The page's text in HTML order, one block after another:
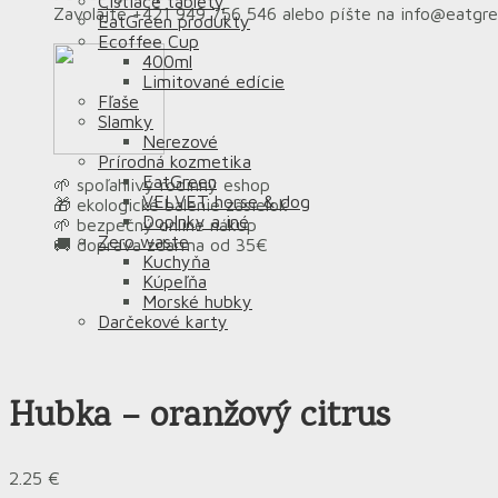
Zavolajte +421 949 756 546 alebo píšte na
🌱 spoľahlivý rodinný eshop
🎁 ekologické balenie zásielok
🌱 bezpečný online nákup
🚚 doprava zdarma od 35€
EatGreen produkty
Ecoffee Cup
400ml
Limitované edície
Fľaše
Slamky
Nerezové
Prírodná kozmetika
EatGreen
VELVET horse & dog
Doplnky a iné
Zero waste
Kuchyňa
Kúpeľňa
Morské hubky
Darčekové karty
Hubka – oranžový citrus
2.25 €